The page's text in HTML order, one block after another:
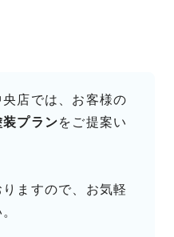
店では、お客様の
プランをご提案い
りますので、お気軽